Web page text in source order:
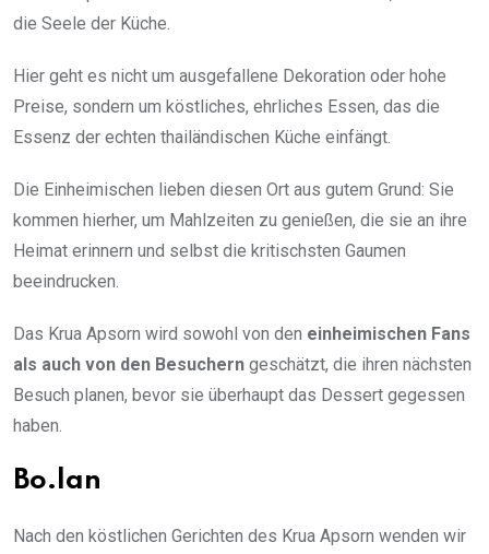
die Seele der Küche.
Hier geht es nicht um ausgefallene Dekoration oder hohe
Preise, sondern um köstliches, ehrliches Essen, das die
Essenz der echten thailändischen Küche einfängt.
Die Einheimischen lieben diesen Ort aus gutem Grund: Sie
kommen hierher, um Mahlzeiten zu genießen, die sie an ihre
Heimat erinnern und selbst die kritischsten Gaumen
beeindrucken.
Das Krua Apsorn wird sowohl von den einheimischen Fans
als auch von den Besuchern geschätzt, die ihren nächsten
Besuch planen, bevor sie überhaupt das Dessert gegessen
haben.
Bo.lan
Nach den köstlichen Gerichten des Krua Apsorn wenden wir